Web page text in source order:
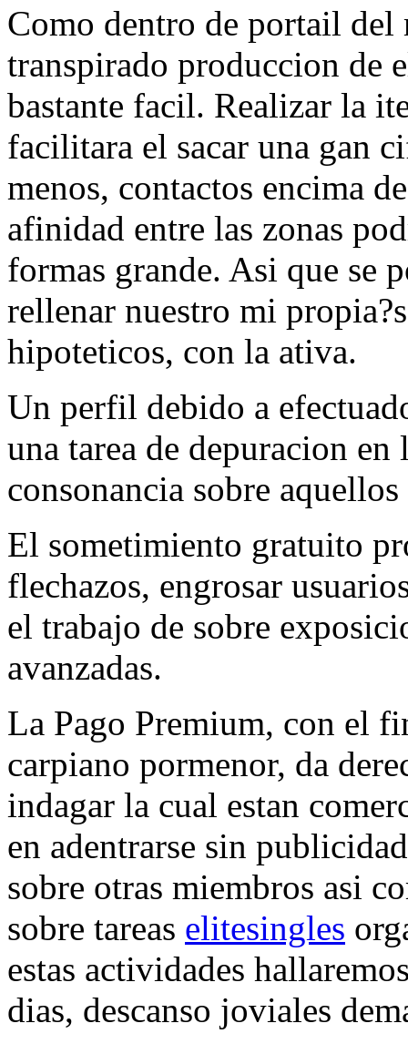
Como dentro de portail
transpirado produccion de
bastante facil. Realizar la
facilitara el sacar una gan
menos, contactos encima
afinidad entre las zonas
formas grande. Asi que se
rellenar nuestro mi
hipoteticos, con la ativa.
Un perfil debido a
una tarea de depuracion
consonancia sobre
El sometimiento gratuito
flechazos, engrosar
el trabajo de sobre
avanzadas.
La Pago Premium, con el
carpiano pormenor, da
indagar la cual estan
en adentrarse sin
sobre otras miembros asi­
sobre tareas elitesingles
estas actividades
dias, descanso joviales